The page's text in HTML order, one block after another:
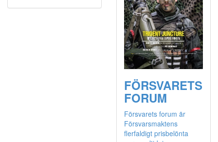
FÖRSVARETS
FORUM
Försvarets forum är
Försvarsmaktens
flerfaldigt prisbelönta